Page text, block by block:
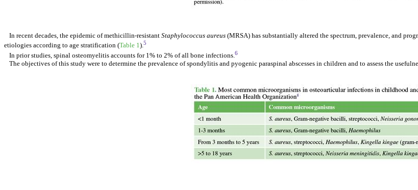
In recent decades, the epidemic of methicillin-resistant Staphylococcus aureus(MRSA) has substantially altered the spectrum, prevalence, and
etiologies according to age stratification (Table 1).5
In prior studies, spinal osteomyelitis accounts for 1% to 2% of all bone infections. 6
The objectives of this study were to determine the prevalence of spondylitis and pyogenic paraspinal abscesses in children and to assess the